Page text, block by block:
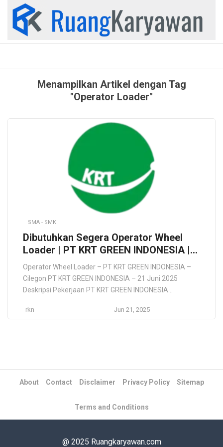
content
Menampilkan Artikel dengan Tag
"Operator Loader"
SMA - SMK
Dibutuhkan Segera Operator Wheel
Loader | PT KRT GREEN INDONESIA |
Cilegon Terbaru 2025
Operator Wheel Loader – PT KRT GREEN INDONESIA –
Cilegon PT KRT GREEN INDONESIA – 21 Juni 2025
Deskripsi Pekerjaan PT KRT GREEN INDONESIA
Loader penempatan Cilegon. Kami mencari kandidat
rkn Jun 21, 2025
About Contact Disclaimer Privacy Policy Sitemap
Terms and Conditions
@ 2025 Ruangkaryawan.com